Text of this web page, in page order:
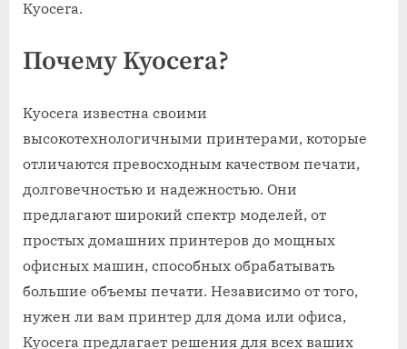
Kyocera.
Почему Kyocera?
Kyocera известна своими
высокотехнологичными принтерами, которые
отличаются превосходным качеством печати,
долговечностью и надежностью. Они
предлагают широкий спектр моделей, от
простых домашних принтеров до мощных
офисных машин, способных обрабатывать
большие объемы печати. Независимо от того,
нужен ли вам принтер для дома или офиса,
Kyocera предлагает решения для всех ваших